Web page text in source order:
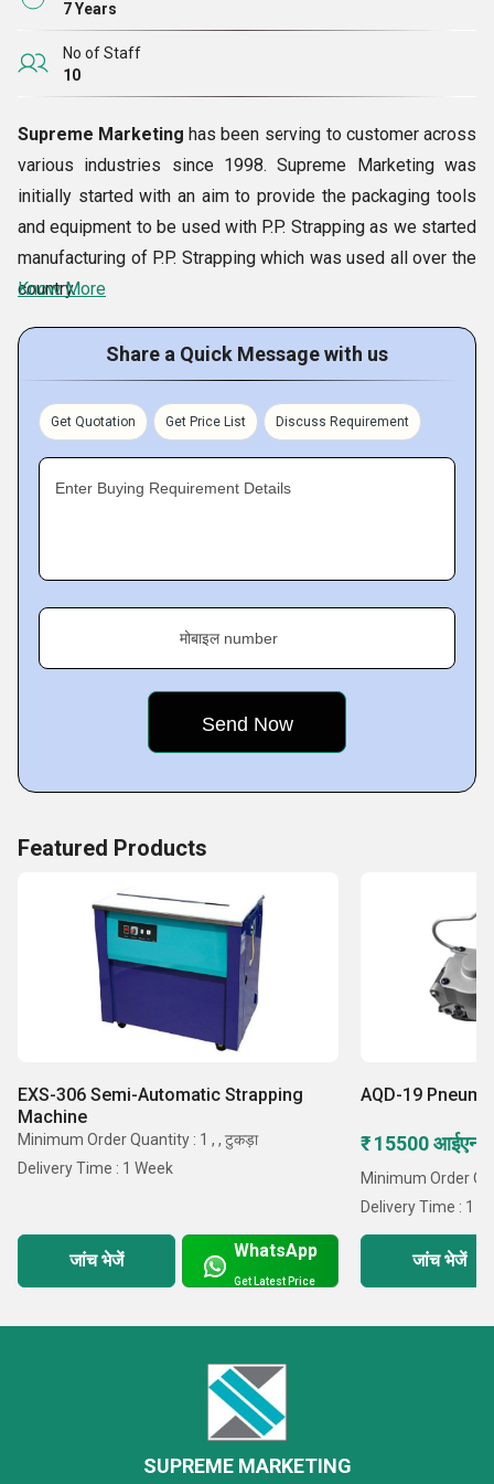
7 Years
No of Staff
10
Supreme Marketing has been serving to customer across
various industries since 1998. Supreme Marketing was
initially started with an aim to provide the packaging tools
and equipment to be used with P.P. Strapping as we started
manufacturing of P.P. Strapping which was used all over the
country.
After some years as the need arises we started importing
packing tools that can be used with PET Strapping, Steel
Strapping, Stretch Films and Cord Strapping. In 2011 we
entered into a new discipline of tools and became the
In 2013, we became the
Authorized Distributor of
Battery Operated Tools and Pneumatic Tools for Plastic
Strapping as well as Steel Strapping.
Know More
Share a Quick Message with us
Get Quotation Get Price List Discuss Requirement
Enter Buying Requirement Details
मोबाइल number
Featured Products
EXS-306 Semi-Automatic Strapping
Machine
Minimum Order Quantity : 1 , , टुकड़ा
Delivery Time : 1 Week
जांच भेजें WhatsApp
Get Latest Price
AQD-19
₹ 15500
Minimum Order
Delivery Time : 1
जांच भेजें
SUPREME MARKETING